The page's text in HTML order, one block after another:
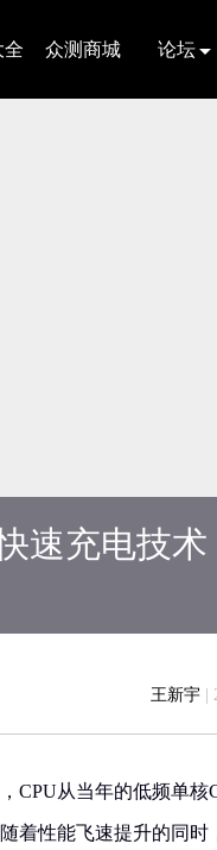
全 众测商城 论坛
速充电技术
王新宇 |
CPU从当年的低频单核
着性能飞速提升的同时